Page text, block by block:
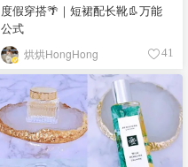
度假穿搭🌴｜短裙配长靴👢万能
公式
烘烘HongHong 41